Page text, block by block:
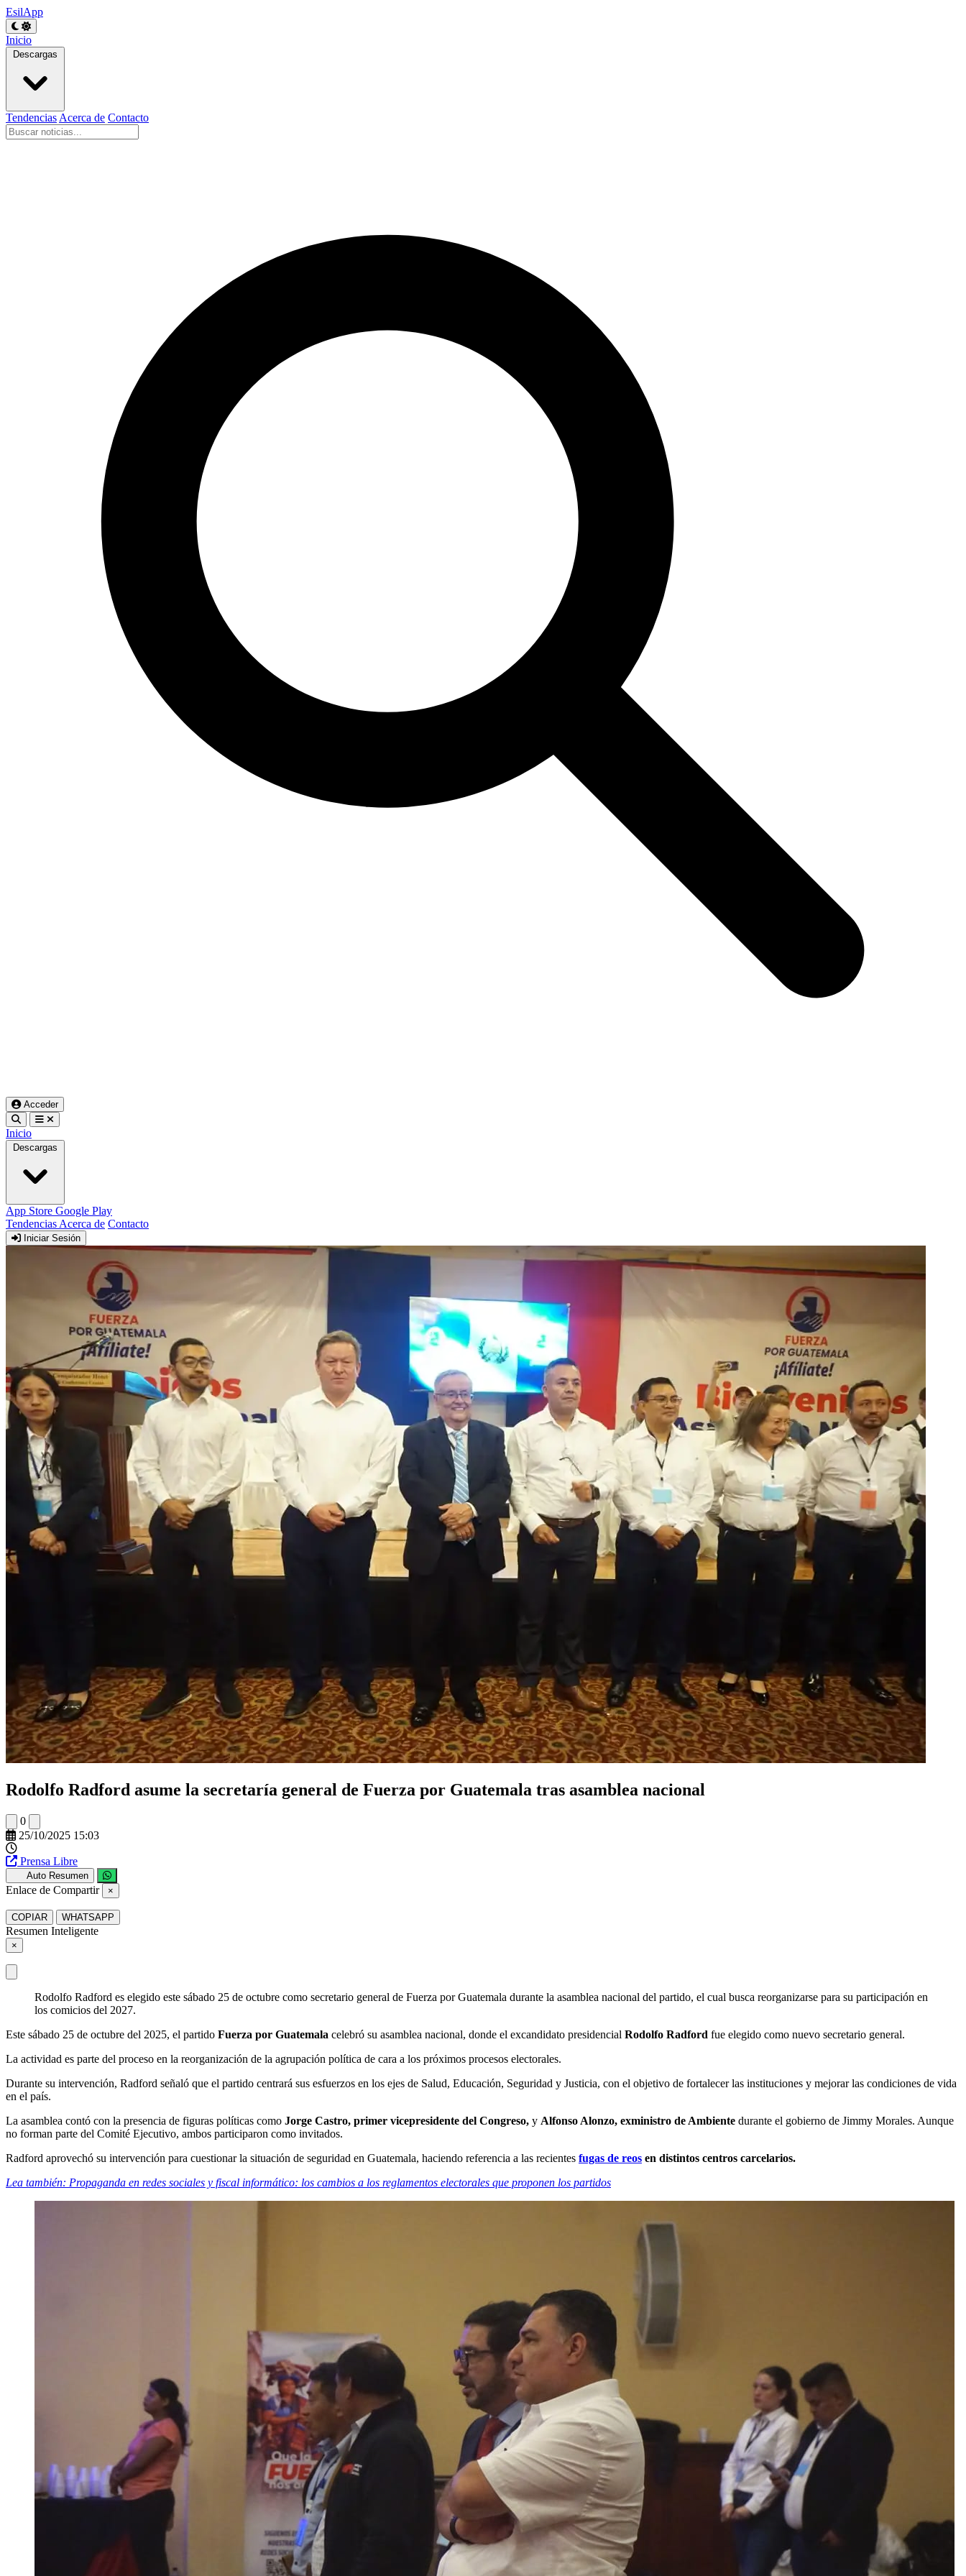
EsilApp
Inicio
Descargas
Tendencias Acerca de Contacto
Acceder
Inicio
Descargas
App Store Google Play
Tendencias Acerca de Contacto
Iniciar Sesión
Rodolfo Radford asume la secretaría general de Fuerza por Guatemala tras asamblea nacional
0
25/10/2025 15:03
Prensa Libre
Auto Resumen
Enlace de Compartir ×
COPIAR WHATSAPP
Resumen Inteligente
×
Rodolfo Radford es elegido este sábado 25 de octubre como secretario general de Fuerza por Guatemala durante la asamblea nacional del partido, el cual busca reorganizarse para su participación en
los comicios del 2027.
Este sábado 25 de octubre del 2025, el partido Fuerza por Guatemala celebró su asamblea nacional, donde el excandidato presidencial Rodolfo Radford fue elegido como nuevo secretario general.
La actividad es parte del proceso en la reorganización de la agrupación política de cara a los próximos procesos electorales.
Durante su intervención, Radford señaló que el partido centrará sus esfuerzos en los ejes de Salud, Educación, Seguridad y Justicia, con el objetivo de fortalecer las instituciones y mejorar las condiciones de vida
en el país.
La asamblea contó con la presencia de figuras políticas como Jorge Castro, primer vicepresidente del Congreso, y Alfonso Alonzo, exministro de Ambiente durante el gobierno de Jimmy Morales. Aunque
no forman parte del Comité Ejecutivo, ambos participaron como invitados.
Radford aprovechó su intervención para cuestionar la situación de seguridad en Guatemala, haciendo referencia a las recientes fugas de reos en distintos centros carcelarios.
Lea también: Propaganda en redes sociales y fiscal informático: los cambios a los reglamentos electorales que proponen los partidos